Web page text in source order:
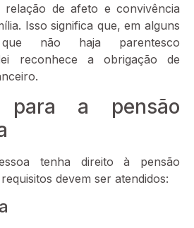
relação de afeto e convivência
Isso significa que, em alguns
não haja parentesco
reconhece a obrigação de
para a pensão
tenha direito à pensão
devem ser atendidos: